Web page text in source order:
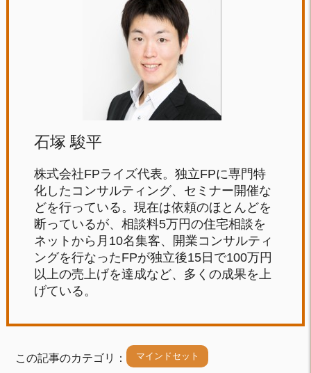
石塚 駿平
株式会社FPライズ代表。独立FPに専門特
化したコンサルティング、セミナー開催な
どを行っている。現在は依頼のほとんどを
断っているが、相談料5万円の住宅相談を
ネットから月10名集客、開業コンサルティ
ングを行なったFPが独立後15日で100万円
以上の売上げを達成など、多くの成果を上
げている。
この記事のカテゴリ： マインドセット